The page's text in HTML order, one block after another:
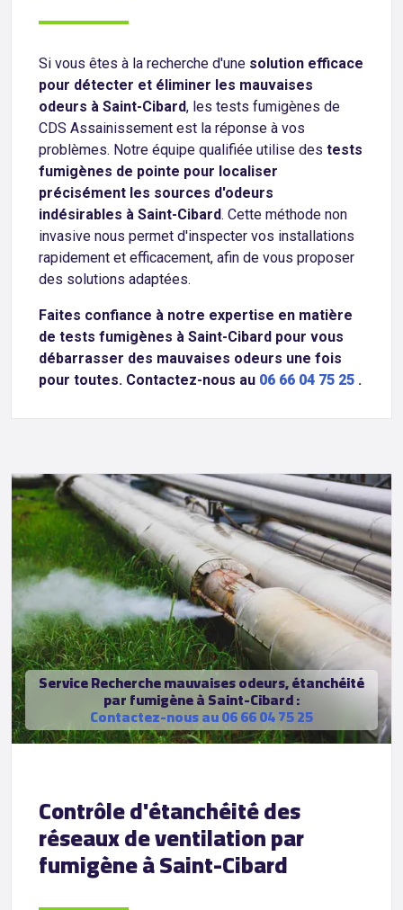
Si vous êtes à la recherche d'une solution efficace
pour détecter et éliminer les mauvaises
odeurs à Saint-Cibard, les tests fumigènes de
CDS Assainissement est la réponse à vos
problèmes. Notre équipe qualifiée utilise des tests
fumigènes de pointe pour localiser
précisément les sources d'odeurs
indésirables à Saint-Cibard. Cette méthode non
invasive nous permet d'inspecter vos installations
rapidement et efficacement, afin de vous proposer
des solutions adaptées.
Faites confiance à notre expertise en matière
de tests fumigènes à Saint-Cibard pour vous
débarrasser des mauvaises odeurs une fois
pour toutes. Contactez-nous au 06 66 04 75 25 .
Service Recherche mauvaises odeurs, étanchéité
par fumigène à Saint-Cibard :
Contactez-nous au 06 66 04 75 25
Contrôle d'étanchéité des
réseaux de ventilation par
fumigène à Saint-Cibard